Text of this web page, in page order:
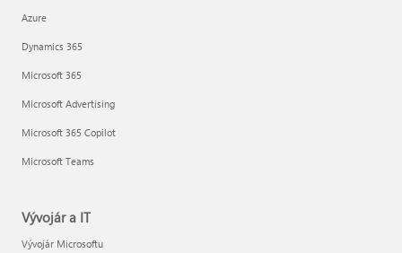
Azure
Dynamics 365
Microsoft 365
Microsoft Advertising
Microsoft 365 Copilot
Microsoft Teams
Vývojár a IT
Vývojár Microsoftu